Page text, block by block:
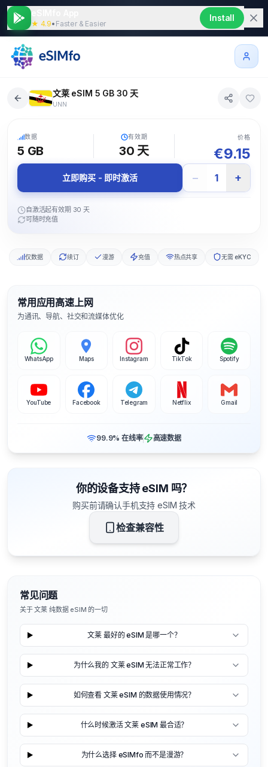
★ 4.9• Faster & Easier
Install
文莱 eSIM 5 GB 30 天
UNN
数据
5 GB
有效期
30 天
价格
€9.15
立即购买 - 即时激活 − 1 +
自激活起有效期 30 天
可随时充值
仅数据 续订 漫游 充值 热点共享 无需 eKYC
常用应用高速上网
为通讯、导航、社交和流媒体优化
WhatsApp Maps Instagram TikTok Spotify
YouTube Facebook Telegram Netflix Gmail
99.9% 在线率 高速数据
你的设备支持 eSIM 吗？
购买前请确认手机支持 eSIM 技术
检查兼容性
常见问题
关于 文莱 纯数据 eSIM 的一切
文莱 最好的 eSIM 是哪一个？
为什么我的 文莱 eSIM 无法正常工作？
如何查看 文莱 eSIM 的数据使用情况？
什么时候激活 文莱 eSIM 最合适？
为什么选择 eSIMfo 而不是漫游？